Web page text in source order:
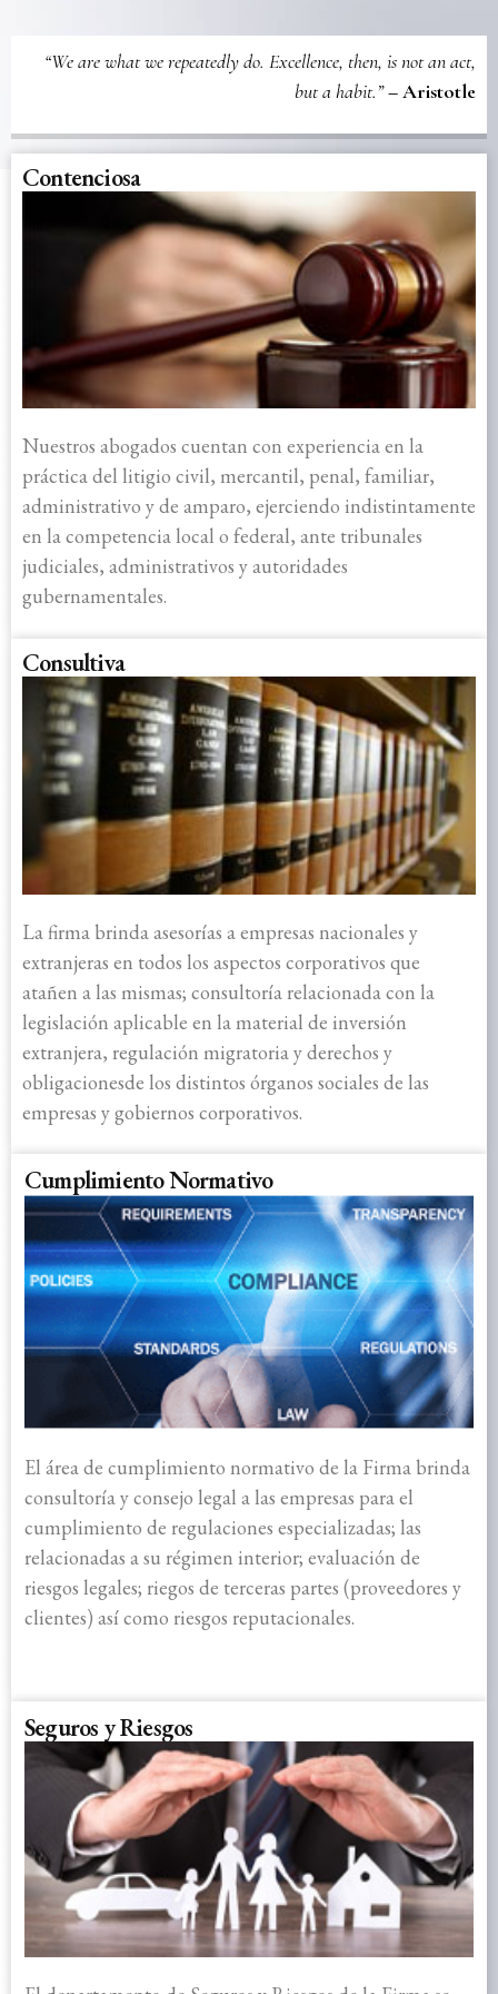
“We are what we repeatedly do. Excellence, then, is not an act,
but a habit.”– Aristotle​
Contenciosa
Nuestros abogados cuentan con experiencia en la
práctica del litigio civil, mercantil, penal, familiar,
administrativo y de amparo, ejerciendo indistintamente
en la competencia local o federal, ante tribunales
judiciales, administrativos y autoridades
gubernamentales.
Consultiva
La firma brinda asesorías a empresas nacionales y
extranjeras en todos los aspectos corporativos que
atañen a las mismas; consultoría relacionada con la
legislación aplicable en la material de inversión
extranjera, regulación migratoria y derechos y
obligacionesde los distintos órganos sociales de las
empresas y gobiernos corporativos.
Cumplimiento Normativo
El área de cumplimiento normativo de la Firma brinda
consultoría y consejo legal a las empresas para el
cumplimiento de regulaciones especializadas; las
relacionadas a su régimen interior; evaluación de
riesgos legales; riegos de terceras partes (proveedores y
clientes) así como riesgos reputacionales.
Seguros y Riesgos